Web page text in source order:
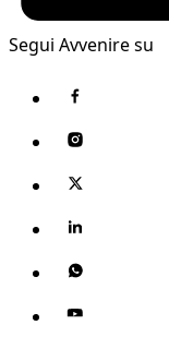
Segui Avvenire su